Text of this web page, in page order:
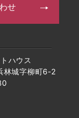
ハウス
林城字柳町6-2
せ